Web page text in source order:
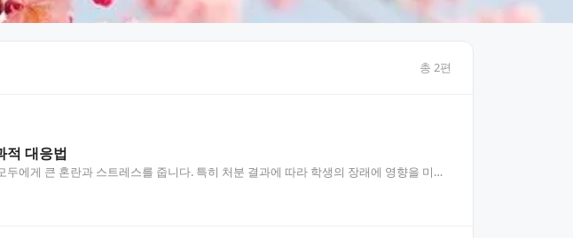
총 2편
적 대응법
에게 큰 혼란과 스트레스를 줍니다. 특히 처분 결과에 따라 학생의 장래에 영향을 미칠